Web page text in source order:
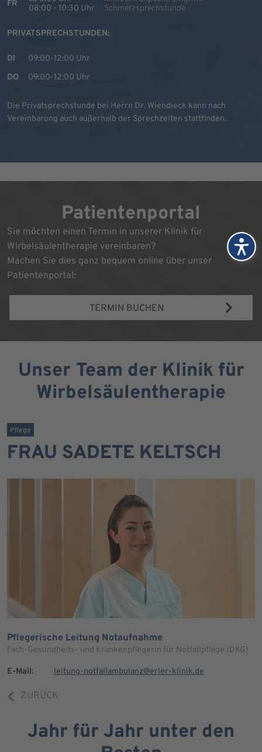
FR
08:00 - 10:30 Uhr
Schmerzsprechstunde
PRIVATSPRECHSTUNDEN:
DI
09:00-12:00 Uhr
DO
09:00-12:00 Uhr
Die Privatsprechstunde bei Herrn Dr. Wiendieck kann nach
Vereinbarung auch außerhalb der Sprechzeiten stattfinden.
Patientenportal
Sie möchten einen Termin in unserer Klinik für
Wirbelsäulentherapie vereinbaren?
Machen Sie dies ganz bequem online über unser
Patientenportal:
TERMIN BUCHEN
Unser Team der Klinik für
Wirbelsäulentherapie
Pflege
FRAU SADETE KELTSCH
Pflegerische Leitung Notaufnahme
Fach-Gesundheits- und Krankenpflegerin für Notfallpflege (DKG)
E-Mail: leitung-notfallambulanz@erler-klinik.de
ZURÜCK
Jahr für Jahr unter den